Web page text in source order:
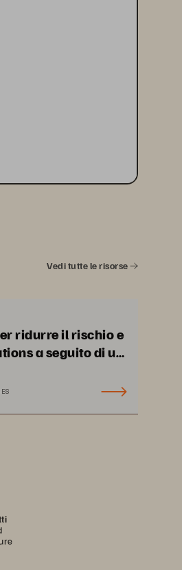
Vedi tutte le risorse
ridurre il rischio e
a seguito di un